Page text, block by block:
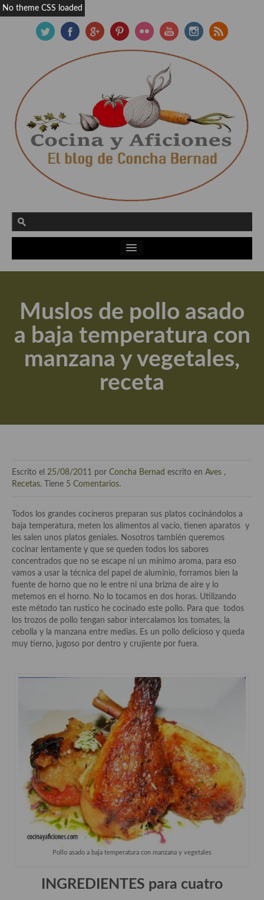
Actualidad y recomendaciones
Apuntes, estudios sobre temas interesantes e importantes
Aceite de Oliva Virgen Extra (AOVE)
Recetas maridadas con los mejores AOVES
Flores en la cocina recetas
En la mesa: menaje, vajilla, técnicas de emplatado, decoración
Historia de la gastronomía, platos celebres, cocineros, críticos,
historias culinarias y otras cosas
Origen y evolución de la comida
Protocolo y buenas maneras.
Ocio – restaurantes, bares, tabernas
Viajes eno-gastro-turísticos
Acompañamientos
Airfryer recetas
Aderezos, salsas, vinagretas, especias, hierbas aromáticas o
aditivos
Especias, mezclas de especias
Muslos de pollo asado
a baja temperatura con
manzana y vegetales,
receta
Escrito el 25/08/2011 por Concha Bernad escrito en Aves ,
Recetas. Tiene 5 Comentarios.
Todos los grandes cocineros preparan sus platos cocinándolos a
baja temperatura, meten los alimentos al vacío, tienen aparatos y
les salen unos platos geniales. Nosotros también queremos
cocinar lentamente y que se queden todos los sabores
concentrados que no se escape ni un mínimo aroma, para eso
vamos a usar la técnica del papel de aluminio, forramos bien la
fuente de horno que no le entre ni una brizna de aire y lo
metemos en el horno. No lo tocamos en dos horas. Utilizando
este método tan rustico he cocinado este pollo. Para que todos
los trozos de pollo tengan sabor intercalamos los tomates, la
cebolla y la manzana entre medias. Es un pollo delicioso y queda
muy tierno, jugoso por dentro y crujiente por fuera.
Pollo asado a baja temperatura con manzana y vegetales
INGREDIENTES para cuatro
No theme CSS loaded